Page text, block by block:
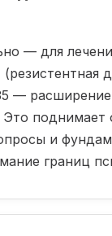
— для
— расширение
Это поднимает
и
границ